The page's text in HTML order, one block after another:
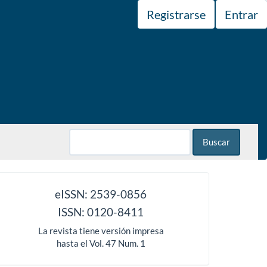
Registrarse Entrar
Buscar
eISSN: 2539-0856
ISSN: 0120-8411
La revista tiene versión impresa
hasta el Vol. 47 Num. 1